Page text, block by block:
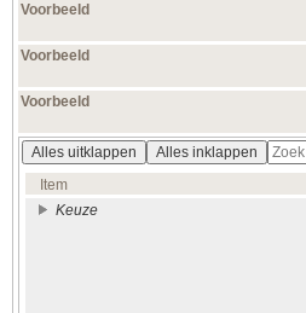
Voorbeeld
Voorbeeld
Voorbeeld
Alles uitklappen
Alles inklappen
Item
Keuze